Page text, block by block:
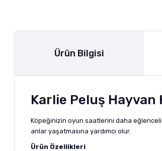
Ürün Bilgisi
Karlie Peluş Hayvan
Köpeğinizin oyun saatlerini daha
anlar yaşatmasına yardımcı olur.
Ürün Özellikleri